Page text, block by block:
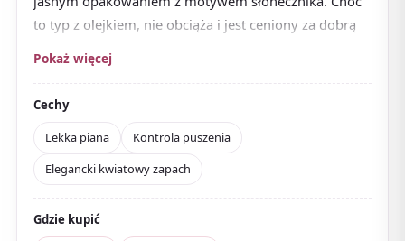
to typ z olejkiem, nie obciąża i jest ceniony za dobrą
Opinie zauważają, żewłosy mniej się puszą, a do
tego dobry zapach i lekkie uczucie. Polecany dla tych,
których włosy odstają przez suchość lub fale, by
uczynić je bardziej układalnymi.
Zapach jest elegancko kwiatowy, zrównoważony
między słodyczą a świeżością. Tani, czasem z
saszetkami próbnymi — szampon o dobrym stosunku
Pokaż więcej
Cechy
Lekka piana
Kontrola puszenia
Elegancki kwiatowy zapach
Gdzie kupić